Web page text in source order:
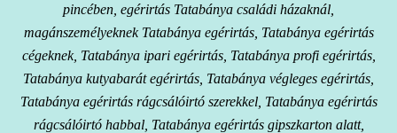
pincében, egérirtás Tatabánya családi házaknál,
magánszemélyeknek Tatabánya egérirtás, Tatabánya egérirtás
cégeknek, Tatabánya ipari egérirtás, Tatabánya profi egérirtás,
Tatabánya kutyabarát egérirtás, Tatabánya végleges egérirtás,
Tatabánya egérirtás rágcsálóirtó szerekkel, Tatabánya egérirtás
rágcsálóirtó habbal, Tatabánya egérirtás gipszkarton alatt,